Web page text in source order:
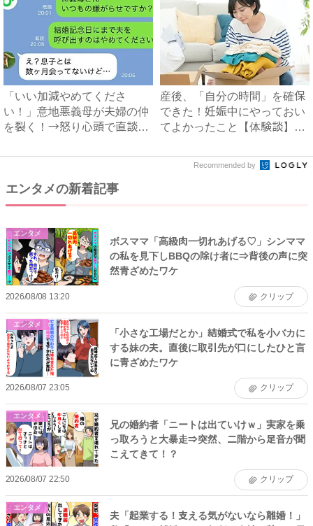
「いい加減やめてくださ
い！」意地悪義母が夫婦の仲
を裂く！→怒り心頭で直談判
産後、「自分の時間」を確保
できた！妊娠中にやっておい
てよかったこと【体験談】｜
Recommended by
エンタメの新着記事
エンタメ
ボスママ「高級肉一切れあげる♡」シンママ
の私を見下しBBQの除け者に⇒背後の声に突
然青ざめたワケ
2026/08/08 13:20 クリップ
エンタメ
「小さな工場だとか」結婚式で私を小バカに
する妹の夫。直後に取引先が口にしたひと言
に青ざめたワケ
2026/08/07 23:05 クリップ
エンタメ
兄の婚約者「ニートは出ていけｗ」実家を乗
っ取ろうと大暴走⇒突然、二階から足音が聞
こえてきて！？
2026/08/07 22:50 クリップ
エンタメ
夫「起業する！支える気がないなら離婚！」